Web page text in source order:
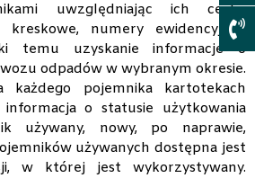
uwzględniając ich cechy
kreskowe, numery ewidencyjne).
temu uzyskanie informacje o
odpadów w wybranym okresie.
każdego pojemnika kartotekach
o statusie użytkowania
używany, nowy, po naprawie,
używanych dostępna jest
w której jest wykorzystywany.